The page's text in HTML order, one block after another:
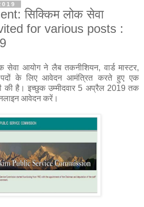
सिक्किम लोक सेवा
for various posts :
सेवा आयोग ने लैब तकनीशियन, वार्ड मास्टर,
के लिए आवेदन आमंत्रित करते हुए एक
की है। इच्छुक उम्मीदवार 5 अप्रैल 2019 तक
आवेदन करें।